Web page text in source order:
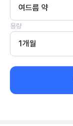
여드름 약
용량
1개월